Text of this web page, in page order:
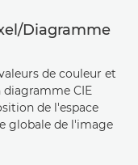
Diagramme
de couleur et
CIE
de l'espace
globale de l'image